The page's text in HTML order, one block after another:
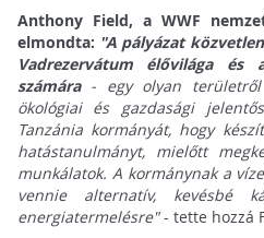
Anthony Field, a WWF
elmondta: "A pályázat
Vadrezervátum élővilága
számára- egy olyan területről
ökológiai és gazdasági
Tanzánia kormányát, hogy
hatástanulmányt, mielőtt
munkálatok. A kormánynak a
vennie alternatív, kevésbé
energiatermelésre"- tette hozzá